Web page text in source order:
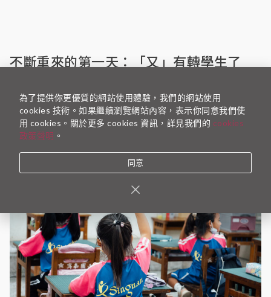
不斷重來的第一天：「又」有轉學生了
文／第十屆 TFT 校友 葉蕙瑜（曾任職於會計師事務所顧
問） 第一年， 7 月底，班上仍是 19 人。 8 月…
為了提供你更優質的網站使用體驗，我們的網站使用
cookies 技術。如果繼續瀏覽網站內容，表示你同意我們使
用 cookies。關於更多 cookies 資訊，詳見我們的 cookies
政策聲明 。
同意